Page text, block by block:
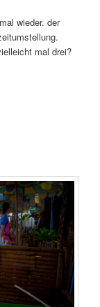
wieder. der
mal drei?